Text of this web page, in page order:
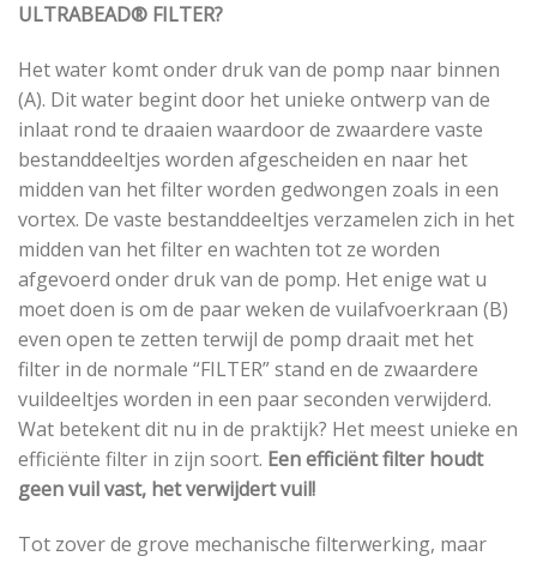
ULTRABEAD® FILTER?
Het water komt onder druk van de pomp naar binnen
(A). Dit water begint door het unieke ontwerp van de
inlaat rond te draaien waardoor de zwaardere vaste
bestanddeeltjes worden afgescheiden en naar het
midden van het filter worden gedwongen zoals in een
vortex. De vaste bestanddeeltjes verzamelen zich in het
midden van het filter en wachten tot ze worden
afgevoerd onder druk van de pomp. Het enige wat u
moet doen is om de paar weken de vuilafvoerkraan (B)
even open te zetten terwijl de pomp draait met het
filter in de normale “FILTER” stand en de zwaardere
vuildeeltjes worden in een paar seconden verwijderd.
Wat betekent dit nu in de praktijk? Het meest unieke en
efficiënte filter in zijn soort. Een efficiënt filter houdt
geen vuil vast, het verwijdert vuil!
Tot zover de grove mechanische filterwerking, maar